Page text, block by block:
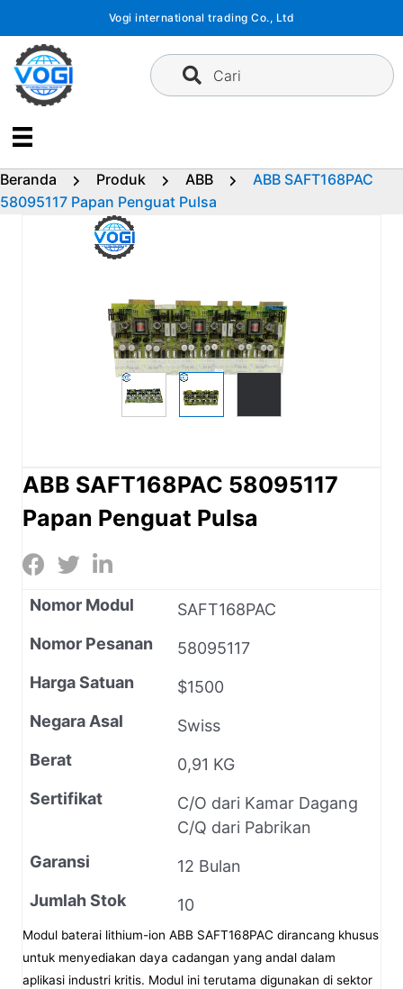
konten
Vogi international trading Co., Ltd
Cari
Beranda Produk ABB
ABB SAFT168PAC
58095117 Papan Penguat Pulsa
ABB SAFT168PAC 58095117
Papan Penguat Pulsa
Nomor Modul
SAFT168PAC
Nomor Pesanan
58095117
Harga Satuan
$1500
Negara Asal
Swiss
Berat
0,91 KG
Sertifikat
C/O dari Kamar Dagang
C/Q dari Pabrikan
Garansi
12 Bulan
Jumlah Stok
10
Modul baterai lithium-ion ABB SAFT168PAC dirancang khusus
untuk menyediakan daya cadangan yang andal dalam
aplikasi industri kritis. Modul ini terutama digunakan di sektor